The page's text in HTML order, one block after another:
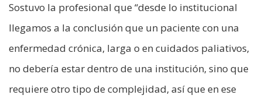
Sostuvo la profesional que “desde lo institucional
llegamos a la conclusión que un paciente con una
enfermedad crónica, larga o en cuidados paliativos,
no debería estar dentro de una institución, sino que
requiere otro tipo de complejidad, así que en ese